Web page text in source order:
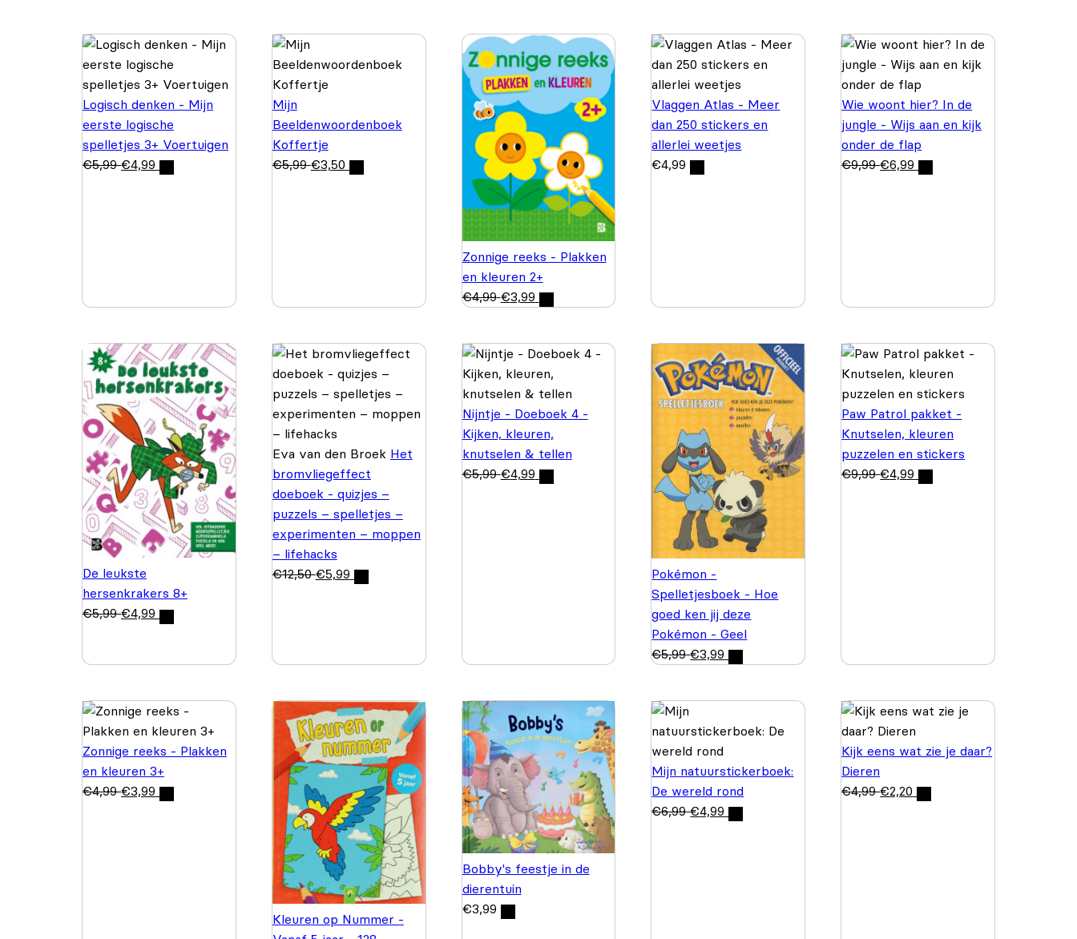
Logisch denken - Mijn
eerste logische
spelletjes 3+ Voertuigen
€5,99 €4,99
Mijn
Beeldenwoordenboek
Koffertje
€5,99 €3,50
Zonnige reeks - Plakken
en kleuren 2+
€4,99 €3,99
Vlaggen Atlas - Meer
dan 250 stickers en
allerlei weetjes
€4,99
Wie woont hier? In de
jungle - Wijs aan en kijk
onder de flap
€9,99 €6,99
De leukste
hersenkrakers 8+
€5,99 €4,99
Eva van den Broek Het
bromvliegeffect
doeboek - quizjes –
puzzels – spelletjes –
experimenten – moppen
– lifehacks
€12,50 €5,99
Nijntje - Doeboek 4 -
Kijken, kleuren,
knutselen & tellen
€5,99 €4,99
Pokémon -
Spelletjesboek - Hoe
goed ken jij deze
Pokémon - Geel
€5,99 €3,99
Paw Patrol pakket -
Knutselen, kleuren
puzzelen en stickers
€9,99 €4,99
Zonnige reeks - Plakken
en kleuren 3+
€4,99 €3,99
Kleuren op Nummer -
Bobby's feestje in de
dierentuin
€3,99
Mijn natuurstickerboek:
De wereld rond
€6,99 €4,99
Kijk eens wat zie je daar?
Dieren
€4,99 €2,20